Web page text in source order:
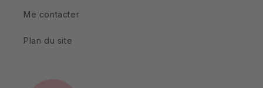
Me contacter
Plan du site